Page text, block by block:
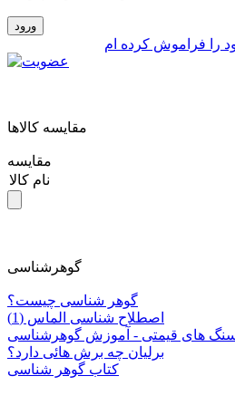
را فراموش کرده ام
مقايسه کالاها
مقایسه
نام کالا
گوهرشناسی
گوهر شناسی چیست؟
اصطلاح شناسی الماس (1)
سنگ های قیمتی - آموزش گوهرشناسی
برلیان چه برش هائی دارد؟
کتاب گوهر شناسی